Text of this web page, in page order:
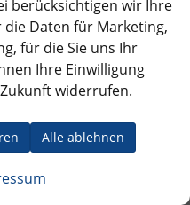
,Seat Arona Combi Neuwagen
Seat Ibiza Neuwagen
Neuwagen Griesheim
Fabia Combi Neuwagen
berücksichtigen wir Ihre
Daten für Marketing,
für die Sie uns Ihr
Ihre Einwilligung
widerrufen.
Alle ablehnen